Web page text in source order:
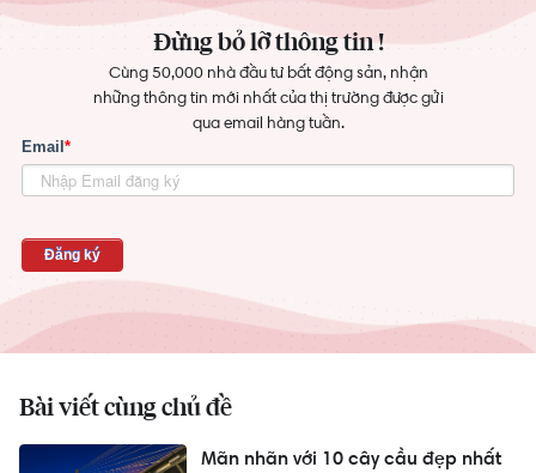
Bài viết cùng chủ đề
Mãn nhãn với 10 cây cầu đẹp nhất
Đừng bỏ lỡ thông tin !
Cùng 50,000 nhà đầu tư bất động sản, nhận
những thông tin mới nhất của thị trường được gửi
qua email hàng tuần.